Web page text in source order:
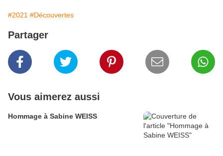
#2021 #Découvertes
Partager
Vous aimerez aussi
Hommage à Sabine WEISS